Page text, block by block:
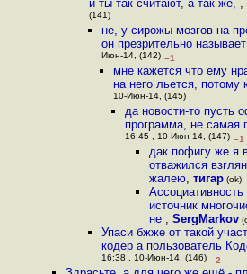
и ты так считают, а так же, ,
(141)
не, у сирожы мозгов на
он презрительно
Июн-14, (142) –1
мне кажется что ему
на него льется, потому
10-Июн-14, (145)
да новости-то пусть
программа, не самая
16:45 , 10-Июн-14, (147) –1
дак пофигу же я
отважился
жалею, тигар(ok),
источник
не , SergMarkov
Упаси бжже от такой
кодер а пользователь
16:38 , 10-Июн-14, (146) –2